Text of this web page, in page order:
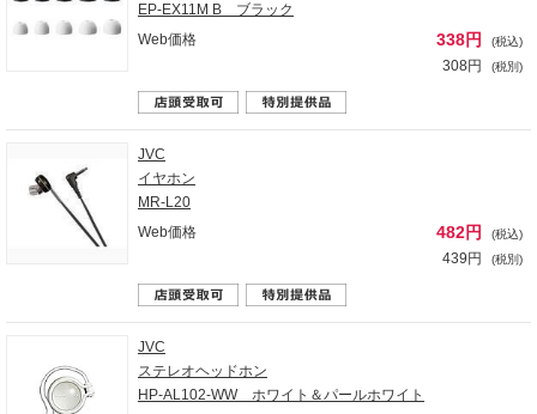
EP-EX11M B ブラック
Web価格
338円 (税込)
308円 (税別)
JVC
イヤホン
MR-L20
Web価格
482円 (税込)
439円 (税別)
JVC
ステレオヘッドホン
HP-AL102-WW ホワイト＆パールホワイト